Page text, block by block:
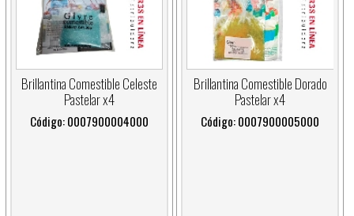
Brillantina Comestible Celeste
Pastelar x4
Código: 0007900004000
Brillantina Comestible Dorado
Pastelar x4
Código: 0007900005000